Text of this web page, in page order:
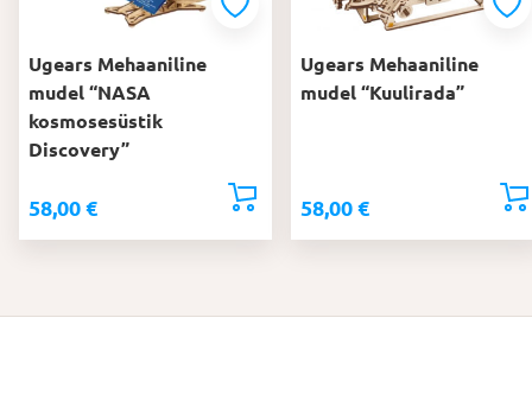
Ugears Mehaaniline
mudel “NASA
kosmosesüstik
Discovery”
58,00 €
Ugears Mehaaniline
mudel “Kuulirada”
58,00 €